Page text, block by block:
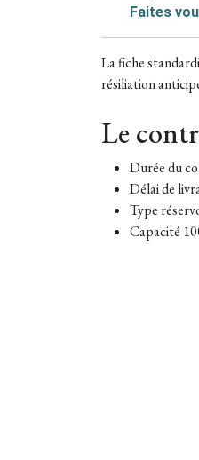
Faites
La fiche
résiliation
Le
Durée du
Délai de
Type
Capacité